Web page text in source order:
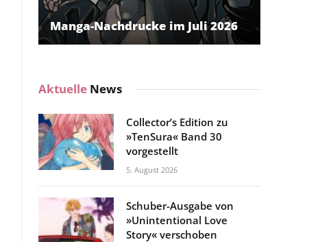
Manga-Nachdrucke im Juli 2026
Aktuelle News
Collector’s Edition zu
»TenSura« Band 30
vorgestellt
5. August 2026
Schuber-Ausgabe von
»Unintentional Love
Story« verschoben